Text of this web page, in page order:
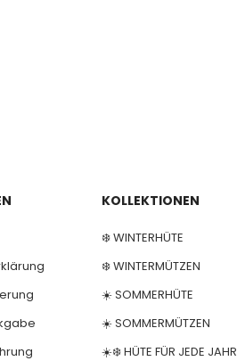
KOLLEKTIONEN
❄️ WINTERHÜTE
❄️ WINTERMÜTZEN
☀️ SOMMERHÜTE
☀️ SOMMERMÜTZEN
☀️❄️ HÜTE FÜR JEDE